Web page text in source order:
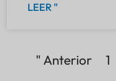
LEER "
" Anterior 1